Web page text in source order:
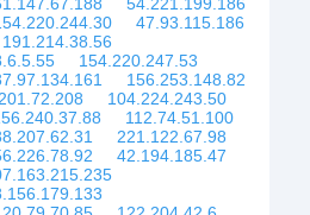
47.93.115.186
191.214.38.56
154.220.247.53
156.253.148.82
104.224.243.50
112.74.51.100
221.122.67.98
42.194.185.47